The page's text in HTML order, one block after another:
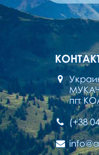
пгт
(+38